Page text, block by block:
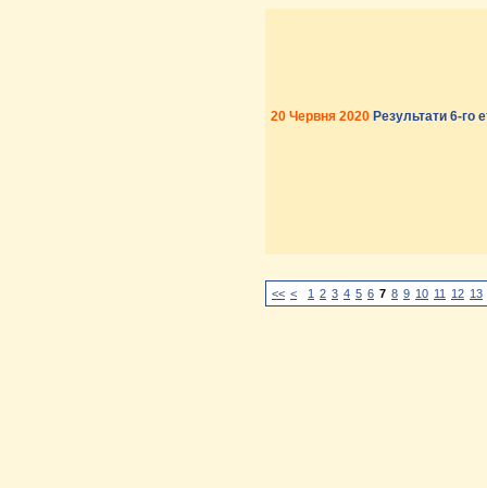
20 Червня 2020 Результати 6-го
<< < 1 2 3 4 5 6 7 8 9 10 11 12 13